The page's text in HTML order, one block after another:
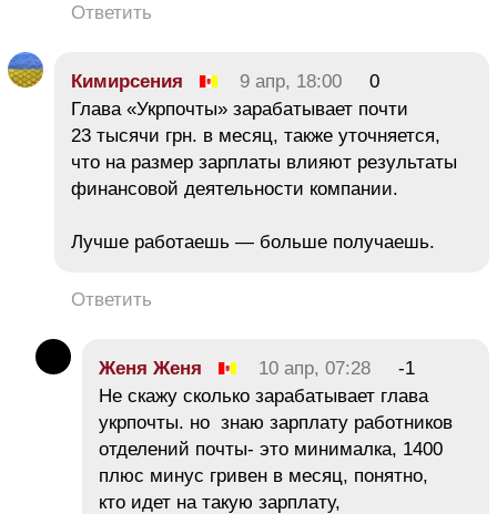
Ответить
Кимирсения 9 апр, 18:00
0
Глава «Укрпочты» зарабатывает почти
23 тысячи грн. в месяц, также уточняется,
что на размер зарплаты влияют результаты
финансовой деятельности компании.
Лучше работаешь — больше получаешь.
Ответить
Женя Женя 10 апр, 07:28
-1
Не скажу сколько зарабатывает глава
укрпочты. но знаю зарплату работников
отделений почты- это минималка, 1400
плюс минус гривен в месяц, понятно,
кто идет на такую зарплату,